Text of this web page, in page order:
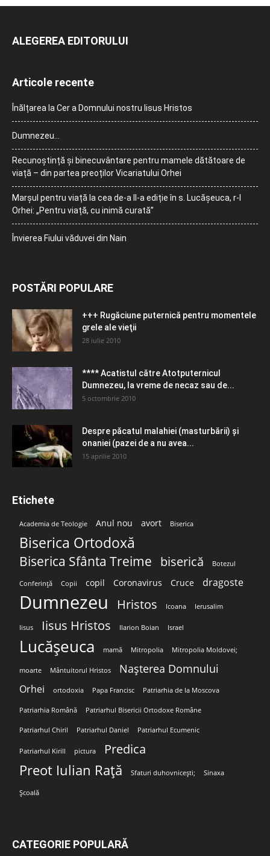
ALEGEREA EDITORULUI
Articole recente
Înălțarea la Cer a Domnului nostru Iisus Hristos
Dumnezeu…
Recunoștință și binecuvântare pentru mamele dătătoare de
viață – din partea preoților Vicariatului Orhei
Marșul pentru viață la cea de-a II-a ediție în s. Lucășeuca, r-l
Orhei: „Pentru viață, cu inimă curată”
Învierea Fiului văduvei din Nain
POSTĂRI POPULARE
+++ Rugăciune puternică pentru momentele
grele ale vieţii
28 iulie 2010
**** Acatistul către Atotputernicul
Dumnezeu, la vreme de necaz sau de...
5 octombrie 2010
Despre păcatul malahiei (masturbării) şi
onaniei (pazei de a nu avea...
15 aprilie 2010
Etichete
Academia de Teologie Anul nou avort Biserica
Biserica Ortodoxă
Biserica Sfânta Treime biserică Botezul
Conferință Copii copil Coronavirus Cruce dragoste
Dumnezeu Hristos Icoana Ierusalim
Iisus Iisus Hristos Ilarion Boian Israel
Lucășeuca mamă Mitropolia Mitropolia Moldovei;
moarte Mântuitorul Hristos Nașterea Domnului
Orhei ortodoxia Papa Francisc Patriarhia de la Moscova
Patriarhia Română Patriarhul Bisericii Ortodoxe Române
Patriarhul Chiril Patriarhul Daniel Patriarhul Ecumenic
Patriarhul Kirill pictura Predica
Preot Iulian Rață Sfaturi duhovnicești; Sinaxa
Școală
CATEGORIE POPULARĂ